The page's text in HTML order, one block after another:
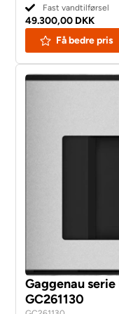
Fast vandtilførsel
49.300,00 DKK
Få bedre pris
Gaggenau
GC261130